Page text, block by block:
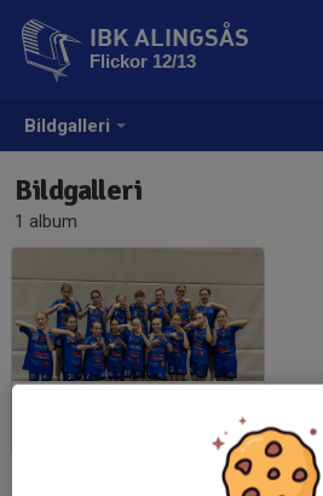
Bildgalleri
IBK ALINGSÅS
Flickor 12/13
Bildgalleri
1 album